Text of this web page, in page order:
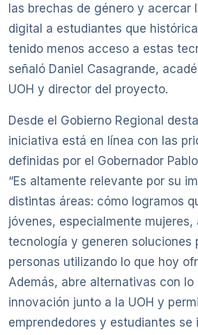
las brechas de género y acercar
digital a estudiantes que
tenido menos acceso a estas
señaló Daniel Casagrande,
UOH y director del proyecto.
Desde el Gobierno Regional
iniciativa está en línea con las
definidas por el Gobernador
“Es altamente relevante por su
distintas áreas: cómo logramos
jóvenes, especialmente mujeres,
tecnología y generen soluciones
personas utilizando lo que hoy
Además, abre alternativas con lo
innovación junto a la UOH y
emprendedores y estudiantes se